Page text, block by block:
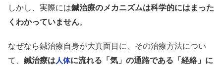
しかし、実際には鍼治療のメカニズムは科学的にはまった
くわかっていません。
なぜなら鍼治療自身が大真面目に、その治療方法につい
て、 鍼治療は人体に流れる「気」の通路である「経絡」に